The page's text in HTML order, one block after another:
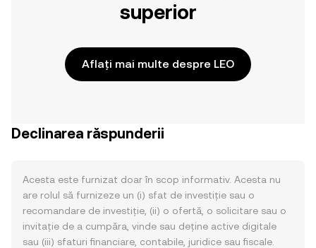
superior
Aflați mai multe despre LEO
Declinarea răspunderii
Acesta este furnizat doar în scop informativ. Acesta nu
are rolul să furnizeze un (i) sfat de investiție sau o
recomandare de investiție, (ii) o ofertă, o solicitare sau o
invitație de a cumpăra, vinde sau deține active digitale
sau (iii) sfaturi financiare, contabile, juridice sau fiscale.